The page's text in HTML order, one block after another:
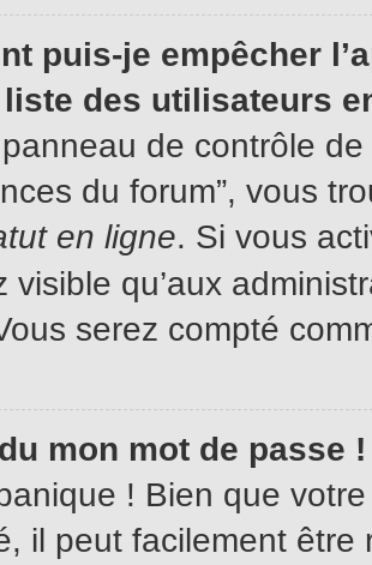
puis-je empêcher
des utilisateurs
de contrôle
du forum”, vous
en ligne. Si vous
visible qu’aux
serez compté
mon mot de passe !
! Bien que
il peut facilement